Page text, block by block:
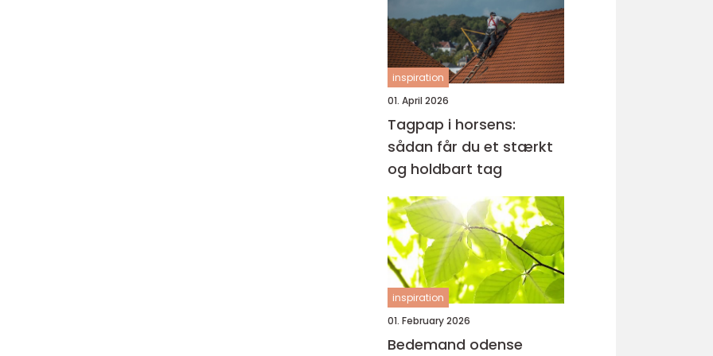
inspiration
01. April 2026
Tagpap i horsens:
sådan får du et stærkt
og holdbart tag
inspiration
01. February 2026
Bedemand odense